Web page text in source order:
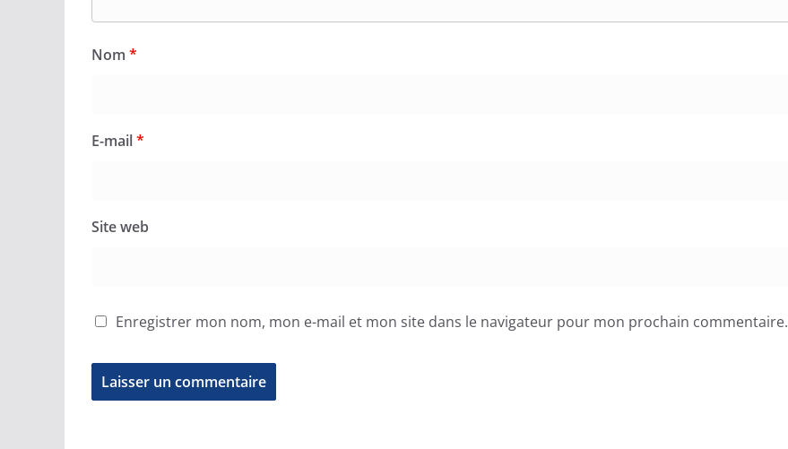
Nom *
E-mail*
Site web
Enregistrer mon nom, mon e-mail et mon site dans le navigateur pour mon prochain commentaire.